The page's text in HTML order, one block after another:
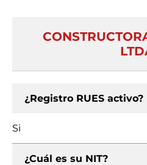
¿Registro RUES activo?
Si
¿Cuál es su NIT?